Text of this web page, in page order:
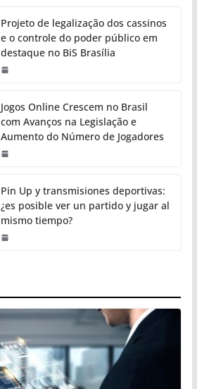
Projeto de legalização dos cassinos
e o controle do poder público em
destaque no BiS Brasília
Jogos Online Crescem no Brasil
com Avanços na Legislação e
Aumento do Número de Jogadores
Pin Up y transmisiones deportivas:
¿es posible ver un partido y jugar al
mismo tiempo?